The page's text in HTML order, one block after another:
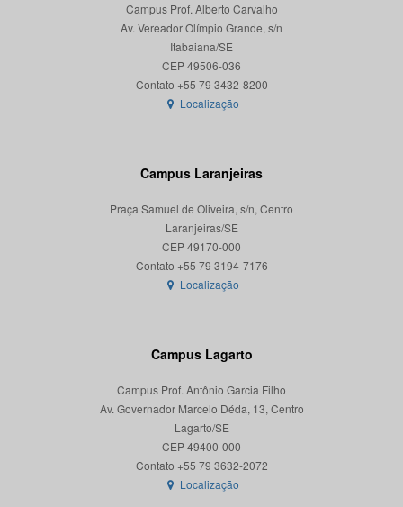
Campus Prof. Alberto Carvalho
Av. Vereador Olímpio Grande, s/n
Itabaiana/SE
CEP 49506-036
Localização
Campus Laranjeiras
Praça Samuel de Oliveira, s/n, Centro
Laranjeiras/SE
CEP 49170-000
Localização
Campus Lagarto
Campus Prof. Antônio Garcia Filho
Av. Governador Marcelo Déda, 13, Centro
Lagarto/SE
CEP 49400-000
Localização